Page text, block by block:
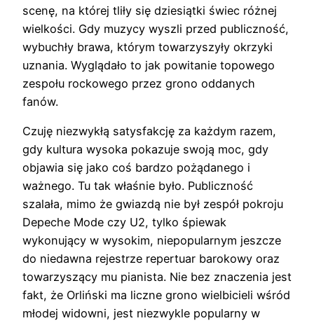
scenę, na której tliły się dziesiątki świec różnej
wielkości. Gdy muzycy wyszli przed publiczność,
wybuchły brawa, którym towarzyszyły okrzyki
uznania. Wyglądało to jak powitanie topowego
zespołu rockowego przez grono oddanych
fanów.
Czuję niezwykłą satysfakcję za każdym razem,
gdy kultura wysoka pokazuje swoją moc, gdy
objawia się jako coś bardzo pożądanego i
ważnego. Tu tak właśnie było. Publiczność
szalała, mimo że gwiazdą nie był zespół pokroju
Depeche Mode czy U2, tylko śpiewak
wykonujący w wysokim, niepopularnym jeszcze
do niedawna rejestrze repertuar barokowy oraz
towarzyszący mu pianista. Nie bez znaczenia jest
fakt, że Orliński ma liczne grono wielbicieli wśród
młodej widowni, jest niezwykle popularny w